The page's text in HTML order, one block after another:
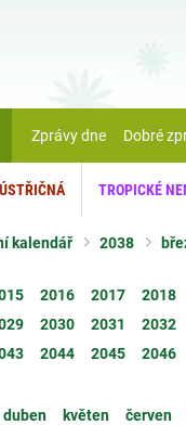
Zprávy dne Dobré
TROPICKÉ
kalendář 2038
2016 2017 2018
2030 2031 2032
2044 2045 2046
duben květen červen